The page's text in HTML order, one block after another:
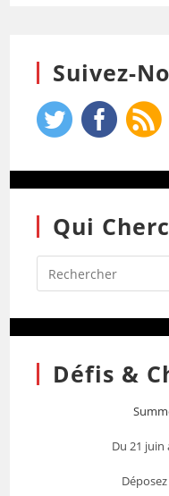
Suivez-
Qui
Défis &
Du 21 juin